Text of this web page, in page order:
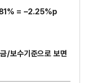
= −2.25%p
/보수기준으로 보면